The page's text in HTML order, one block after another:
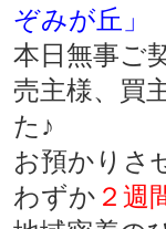
ぞみが丘」
本日無事ご
売主様、買
た♪
お預かりさ
わずか ２週